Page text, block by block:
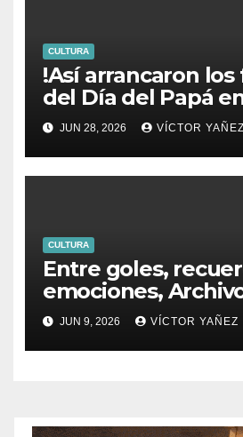
CULTURA
!Así arrancaron los
del Día del Papá
de la Sal!
JUN 28, 2026 VÍCTOR YAÑEZ
CULTURA
Entre goles,
emociones,
PJEdomex inauguró
exposición
JUN 9, 2026 VÍCTOR YAÑEZ